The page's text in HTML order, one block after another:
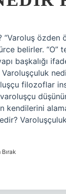
“Varoluş
belirler. “O”
başkalığı
Varoluşçuluk
filozoflar
varoluşçu